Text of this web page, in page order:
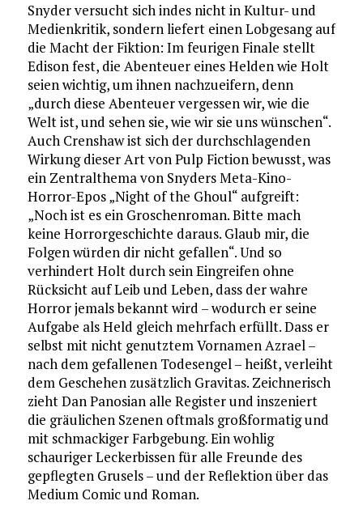
Snyder versucht sich indes nicht in Kultur- und
Medienkritik, sondern liefert einen Lobgesang auf
die Macht der Fiktion: Im feurigen Finale stellt
Edison fest, die Abenteuer eines Helden wie Holt
seien wichtig, um ihnen nachzueifern, denn
„durch diese Abenteuer vergessen wir, wie die
Welt ist, und sehen sie, wie wir sie uns wünschen“.
Auch Crenshaw ist sich der durchschlagenden
Wirkung dieser Art von Pulp Fiction bewusst, was
ein Zentralthema von Snyders Meta-Kino-
Horror-Epos „Night of the Ghoul“ aufgreift:
„Noch ist es ein Groschenroman. Bitte mach
keine Horrorgeschichte daraus. Glaub mir, die
Folgen würden dir nicht gefallen“. Und so
verhindert Holt durch sein Eingreifen ohne
Rücksicht auf Leib und Leben, dass der wahre
Horror jemals bekannt wird – wodurch er seine
Aufgabe als Held gleich mehrfach erfüllt. Dass er
selbst mit nicht genutztem Vornamen Azrael –
nach dem gefallenen Todesengel – heißt, verleiht
dem Geschehen zusätzlich Gravitas. Zeichnerisch
zieht Dan Panosian alle Register und inszeniert
die gräulichen Szenen oftmals großformatig und
mit schmackiger Farbgebung. Ein wohlig
schauriger Leckerbissen für alle Freunde des
gepflegten Grusels – und der Reflektion über das
Medium Comic und Roman.